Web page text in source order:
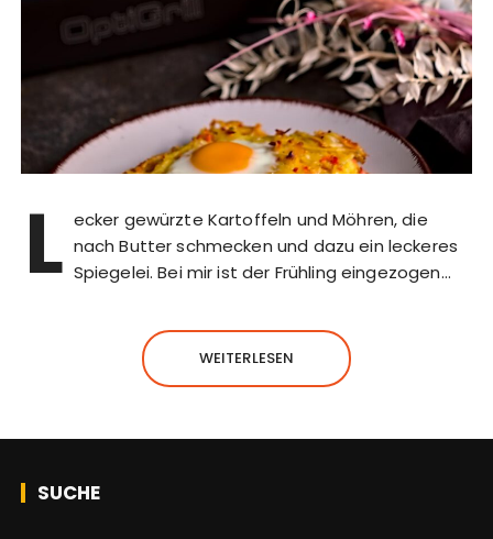
L ecker gewürzte Kartoffeln und Möhren, die
nach Butter schmecken und dazu ein leckeres
Spiegelei. Bei mir ist der Frühling eingezogen…
WEITERLESEN
SUCHE